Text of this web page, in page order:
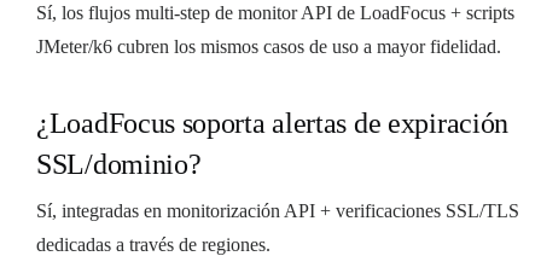
Sí, los flujos multi-step de monitor API de LoadFocus + scripts
JMeter/k6 cubren los mismos casos de uso a mayor fidelidad.
¿LoadFocus soporta alertas de expiración
SSL/dominio?
Sí, integradas en monitorización API + verificaciones SSL/TLS
dedicadas a través de regiones.